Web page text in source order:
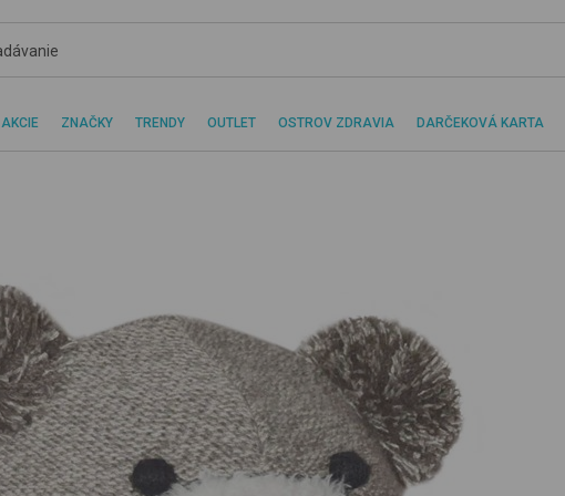
AKCIE ZNAČKY TRENDY OUTLET OSTROV ZDRAVIA DARČEKOVÁ KARTA